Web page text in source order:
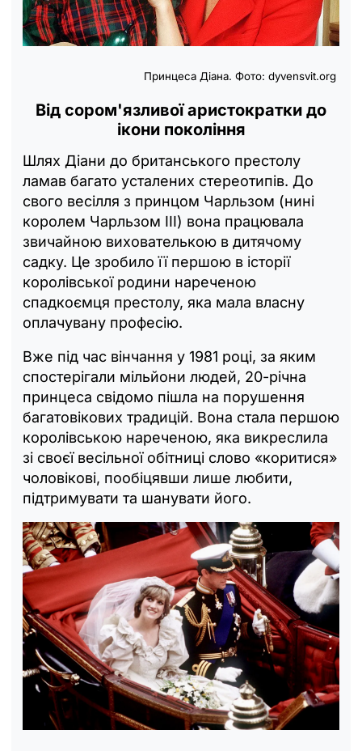
Принцеса Діана. Фото: dyvensvit.org
Від сором'язливої аристократки до
ікони покоління
Шлях Діани до британського престолу
ламав багато усталених стереотипів. До
свого весілля з принцом Чарльзом (нині
королем Чарльзом III) вона працювала
звичайною вихователькою в дитячому
садку. Це зробило її першою в історії
королівської родини нареченою
спадкоємця престолу, яка мала власну
оплачувану професію.
Вже під час вінчання у 1981 році, за яким
спостерігали мільйони людей, 20-річна
принцеса свідомо пішла на порушення
багатовікових традицій. Вона стала першою
королівською нареченою, яка викреслила
зі своєї весільної обітниці слово «коритися»
чоловікові, пообіцявши лише любити,
підтримувати та шанувати його.